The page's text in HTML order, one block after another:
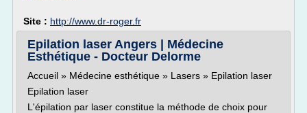
Site : http://www.dr-roger.fr
Epilation laser Angers | Médecine
Esthétique - Docteur Delorme
Accueil » Médecine esthétique » Lasers » Epilation laser
Epilation laser
L'épilation par laser constitue la méthode de choix pour